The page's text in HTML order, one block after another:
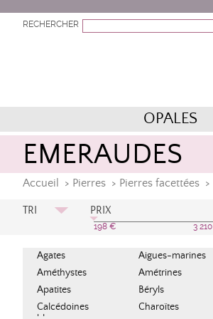
RECHERCHER
OPALES
EMERAUDES
Accueil > Pierres > Pierres facettées >
TRI
Prix Croissant
A à Z
PRIX
198 € 3 210
Agates
Aigues-marines
Améthystes
Amétrines
Apatites
Béryls
Calcédoines
Charoïtes